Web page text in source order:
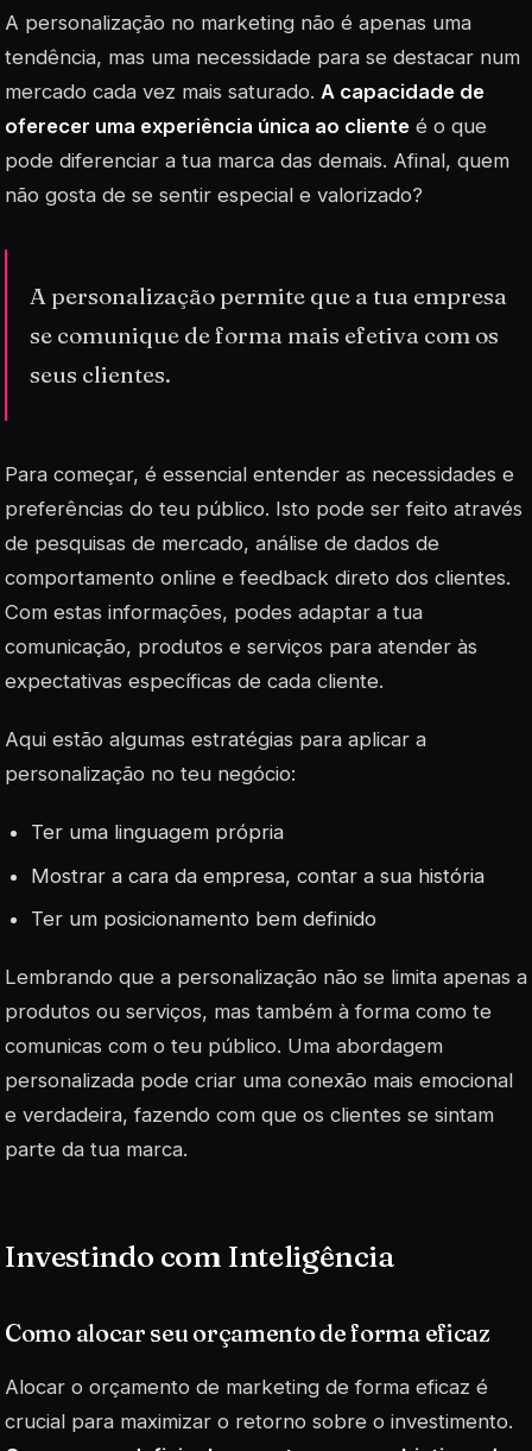
A personalização no marketing não é apenas uma
tendência, mas uma necessidade para se destacar num
mercado cada vez mais saturado. A capacidade de
oferecer uma experiência única ao cliente é o que
pode diferenciar a tua marca das demais. Afinal, quem
não gosta de se sentir especial e valorizado?
A personalização permite que a tua empresa
se comunique de forma mais efetiva com os
seus clientes.
Para começar, é essencial entender as necessidades e
preferências do teu público. Isto pode ser feito através
de pesquisas de mercado, análise de dados de
comportamento online e feedback direto dos clientes.
Com estas informações, podes adaptar a tua
comunicação, produtos e serviços para atender às
expectativas específicas de cada cliente.
Aqui estão algumas estratégias para aplicar a
personalização no teu negócio:
Ter uma linguagem própria
Mostrar a cara da empresa, contar a sua história
Ter um posicionamento bem definido
Lembrando que a personalização não se limita apenas a
produtos ou serviços, mas também à forma como te
comunicas com o teu público. Uma abordagem
personalizada pode criar uma conexão mais emocional
e verdadeira, fazendo com que os clientes se sintam
parte da tua marca.
Investindo com Inteligência
Como alocar seu orçamento de forma eficaz
Alocar o orçamento de marketing de forma eficaz é
crucial para maximizar o retorno sobre o investimento.